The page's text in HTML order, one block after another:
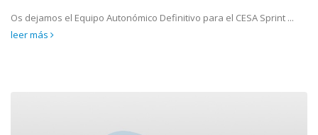
Os dejamos el Equipo Autonómico Definitivo para el CESA Sprint ...
leer más